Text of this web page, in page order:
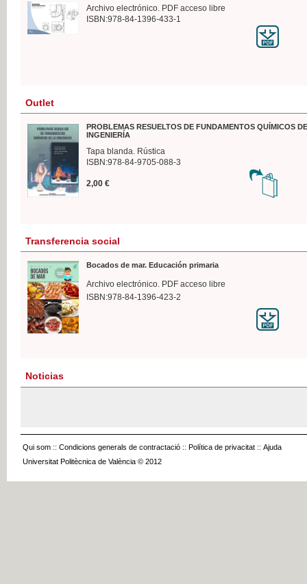
Archivo electrónico. PDF acceso libre
ISBN:978-84-1396-433-1
Outlet
PROBLEMAS RESUELTOS DE FUNDAMENTOS QUÍMICOS
INGENIERÍA
Tapa blanda. Rústica
ISBN:978-84-9705-088-3
2,00 €
Transferencia social
Bocados de mar. Educación primaria
Archivo electrónico. PDF acceso libre
ISBN:978-84-1396-423-2
Noticias
Qui som :: Condicions generals de contractació :: Política de privacitat :: Ajuda
Universitat Politècnica de València © 2012